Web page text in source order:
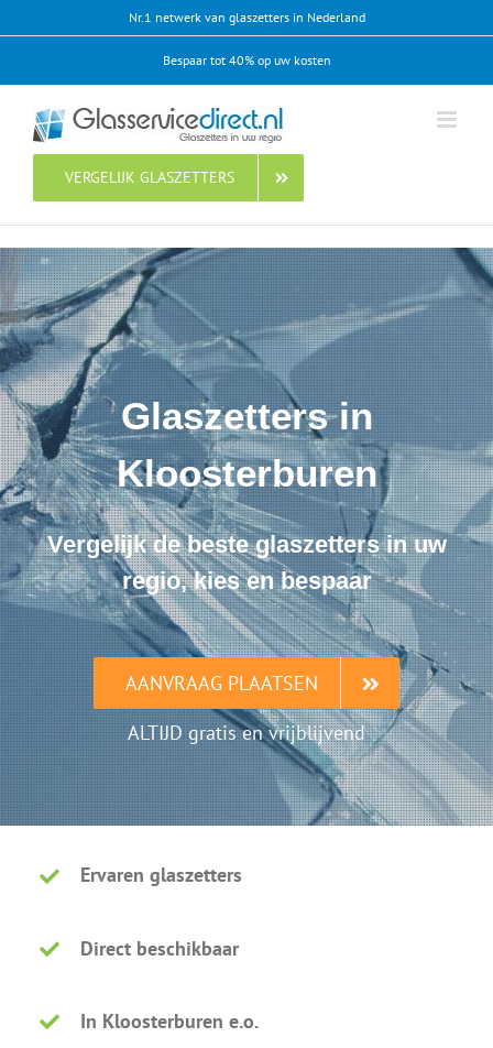
naar
Nr.1 netwerk van glaszetters in Nederland
Bespaar tot 40% op uw kosten
VERGELIJK GLASZETTERS
Glaszetters in
Kloosterburen
Vergelijk de beste glaszetters in uw
regio, kies en bespaar
AANVRAAG PLAATSEN
ALTIJD gratis en vrijblijvend
Ervaren glaszetters
Direct beschikbaar
In Kloosterburen e.o.